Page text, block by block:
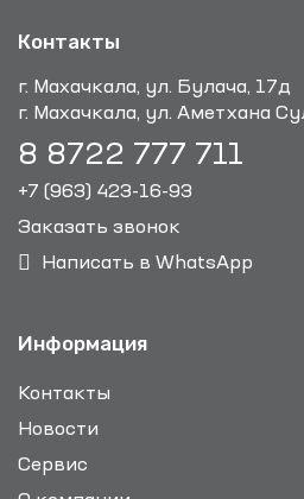
Контакты
г. Махачкала, ул. Булача, 17д
г. Махачкала, ул. Аметхана
8 8722 777 711
+7 (963) 423-16-93
Заказать звонок
Написать в WhatsApp
Информация
Контакты
Новости
Сервис